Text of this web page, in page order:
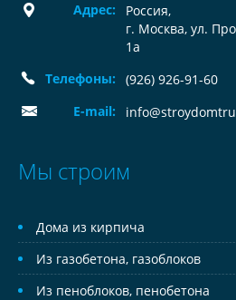
Адрес: Россия,
г. Москва, ул.
1а
Телефоны:
(926) 926-91-60
E-mail:
Мы строим
Дома из кирпича
Из газобетона, газоблоков
Из пеноблоков, пенобетона